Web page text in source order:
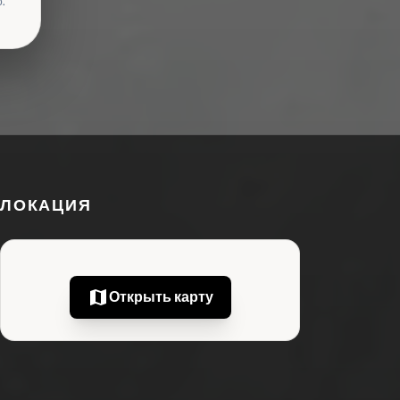
ЛОКАЦИЯ
mapОткрыть карту